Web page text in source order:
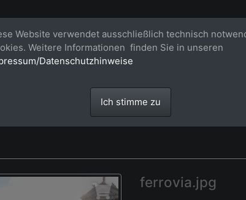
Bildagentur für großformatige
Großformatige Bilder - über 100 Meter große 'largeformat' Fotos im
ferrovia.jpg
Website verwendet ausschließlich technisch
Weitere Informationen finden Sie in unseren
Datenschutzhinweise
Ich stimme zu